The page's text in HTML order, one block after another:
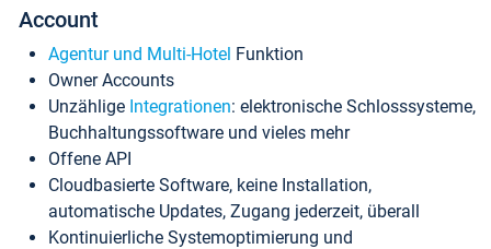
Account
Agentur und Multi-Hotel Funktion
Owner Accounts
Unzählige Integrationen: elektronische Schlosssysteme,
Buchhaltungssoftware und vieles mehr
Offene API
Cloudbasierte Software, keine Installation,
automatische Updates, Zugang jederzeit, überall
Kontinuierliche Systemoptimierung und